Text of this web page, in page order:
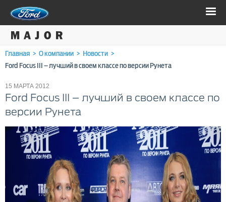
Главная > О компании > Новости >
Ford Focus III – лучший в своем классе по версии Рунета
15 МАРТА 2012
Ford Focus III – лучший в своем классе по
версии Рунета